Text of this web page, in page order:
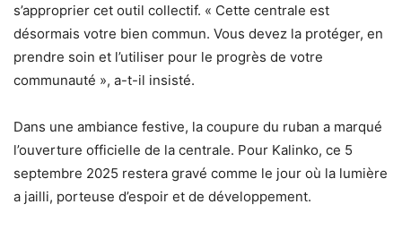
s’approprier cet outil collectif. « Cette centrale est
désormais votre bien commun. Vous devez la protéger, en
prendre soin et l’utiliser pour le progrès de votre
communauté », a-t-il insisté.
Dans une ambiance festive, la coupure du ruban a marqué
l’ouverture officielle de la centrale. Pour Kalinko, ce 5
septembre 2025 restera gravé comme le jour où la lumière
a jailli, porteuse d’espoir et de développement.